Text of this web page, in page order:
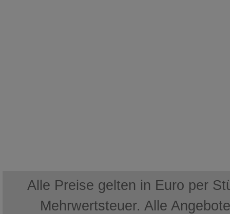
Alle Preise gelten in Euro per
Mehrwertsteuer. Alle